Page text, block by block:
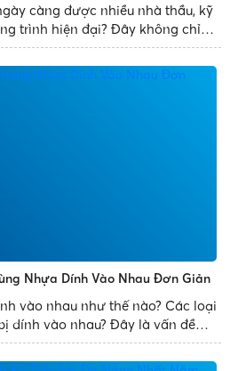
càng được nhiều nhà thầu, kỹ
trình hiện đại? Đây không chỉ là
bê tông truyền thống mà còn
trội như giảm trọng tải...
Nhựa Dính Vào Nhau Đơn Giản
vào nhau như thế nào? Các loại
dính vào nhau? Đây là vấn đề
Để giúp bạn xử lý sự cố
Phát Thành chia sẻ bài...